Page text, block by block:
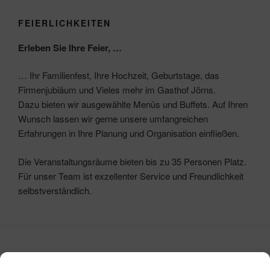
FEIERLICHKEITEN
Erleben Sie Ihre Feier, …
… Ihr Familienfest, Ihre Hochzeit, Geburtstage, das
Firmenjubiäum und Vieles mehr im Gasthof Jörns.
Dazu bieten wir ausgewählte Menüs und Buffets. Auf Ihren
Wunsch lassen wir gerne unsere umfangreichen
Erfahrungen in Ihre Planung und Organisation einfließen.
Die Veranstaltungsräume bieten bis zu 35 Personen Platz.
Für unser Team ist exzellenter Service und Freundlichkeit
selbstverständlich.